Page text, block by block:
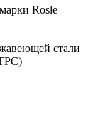
стали